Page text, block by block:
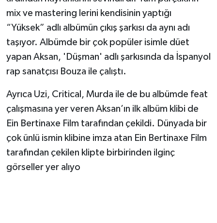
mix ve mastering lerini kendisinin yaptığı
“Yüksek” adlı albümün çıkış şarkısı da aynı adı
taşıyor. Albümde bir çok popüler isimle düet
yapan Aksan, 'Düşman' adlı şarkısında da İspanyol
rap sanatçısı Bouza ile çalıştı.
Ayrıca Uzi, Critical, Murda ile de bu albümde feat
çalışmasına yer veren Aksan’ın ilk albüm klibi de
Ein Bertinaxe Film tarafından çekildi. Dünyada bir
çok ünlü ismin klibine imza atan Ein Bertinaxe Film
tarafından çekilen klipte birbirinden ilginç
görseller yer alıyo